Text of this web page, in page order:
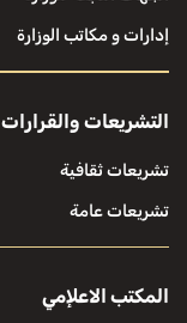
إدارات و مكاتب الوزارة
التشريعات والقرارات
تشريعات ثقافية
تشريعات عامة
المكتب الاعلإمي